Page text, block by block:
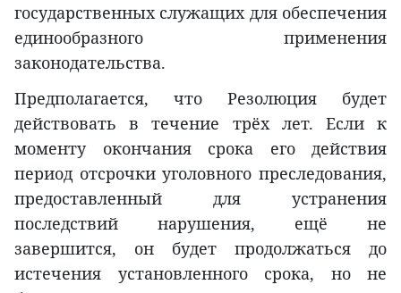
государственных служащих для обеспечения
единообразного применения
законодательства.
Предполагается, что Резолюция будет
действовать в течение трёх лет. Если к
моменту окончания срока его действия
период отсрочки уголовного преследования,
предоставленный для устранения
последствий нарушения, ещё не
завершится, он будет продолжаться до
истечения установленного срока, но не